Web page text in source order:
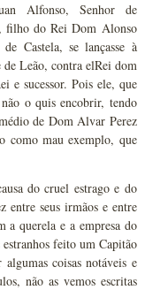
Alfonso, Senhor de
filho do Rei Dom Alonso
Castela, se lançasse à
de Leão, contra elRei dom
e sucessor. Pois ele, que
o quis encobrir, tendo
de Dom Alvar Perez
como mau exemplo, que
do cruel estrago e do
entre seus irmãos e entre
a querela e a empresa do
feito um Capitão
coisas notáveis e
não as vemos escritas